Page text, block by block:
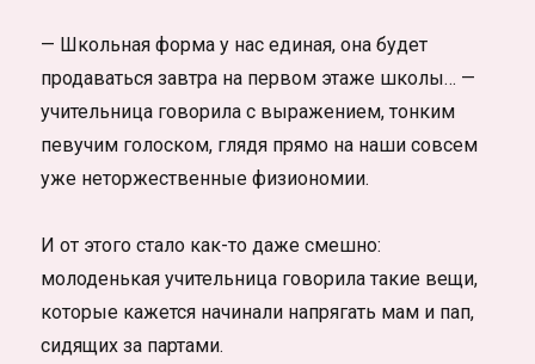
— Школьная форма у нас единая, она будет
продаваться завтра на первом этаже школы… —
учительница говорила с выражением, тонким
певучим голоском, глядя прямо на наши совсем
уже неторжественные физиономии.
И от этого стало как-то даже смешно:
молоденькая учительница говорила такие вещи,
которые кажется начинали напрягать мам и пап,
сидящих за партами.